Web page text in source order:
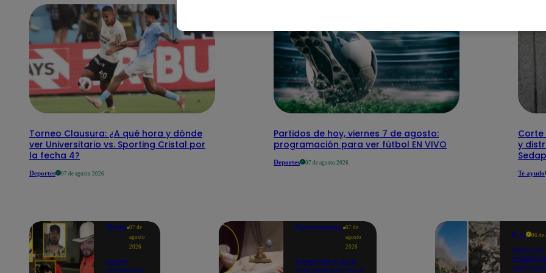
Torneo Clausura: ¿A qué hora y dónde
ver Universitario vs. Sporting Cristal por
la fecha 4?
Deportes 07 de agosto 2026
Partidos de hoy, viernes 7 de agosto:
programación para ver fútbol EN VIVO
Deportes 07 de agosto 2026
Corte
y
Te ayudo
Mundo 07 de
agosto
2026
Nueve
influencers
Entretenimiento 07 de
agosto
2026
Presentan el libro
más pequeño de la
Perú 06 de
Sismo de
Junín